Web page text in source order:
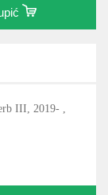
III, 2019- ,